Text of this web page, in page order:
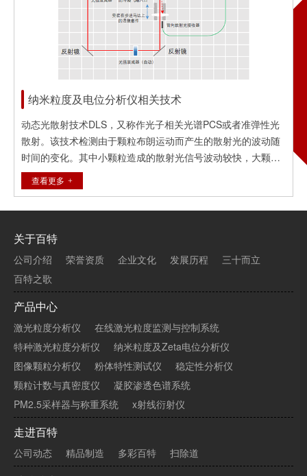
纳米粒度及电位分析仪相关技术
动态光散射技术DLS，又称作光子相关光谱PCS或者准弹性光
散射。该技术检测由于颗粒布朗运动而产生的散射光的波动随
时间的变化。其中小颗粒造成的散射光信号波动较快，大颗粒
造成的散射光信号波动较慢。APD检测器将散射光信号转化为
电信号，再通过数字相关器的运算处理，得到颗粒在溶液中扩
查看更多
关于百特
公司介绍 荣誉资质 企业文化 发展历程
三十而立
百特之歌
产品中心
激光粒度分析仪
在线激光粒度监测与控制系统
特种激光粒度分析仪
纳米粒度及Zeta电位分析仪
图像颗粒分析仪
粉体特性测试仪
稳定性分析仪
颗粒计数与真密度仪
凝胶渗透色谱系统
PM2.5采样器与称重系统
x射线衍射仪
走进百特
公司动态 精品制造 多彩百特 扫除道